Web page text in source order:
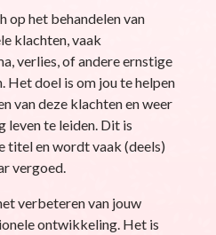
het behandelen van
klachten, vaak
verlies, of andere ernstige
doel is om jou te helpen
van deze klachten en weer
leven te leiden. Dit is
titel en wordt vaak (deels)
vergoed.
verbeteren van jouw
ontwikkeling. Het is